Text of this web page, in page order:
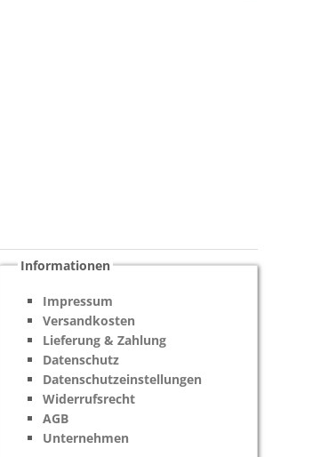
Informationen
Impressum
Versandkosten
Lieferung & Zahlung
Datenschutz
Datenschutzeinstellungen
Widerrufsrecht
AGB
Unternehmen